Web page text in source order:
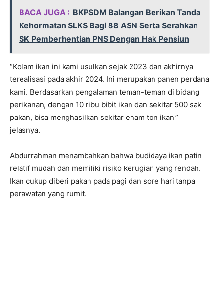
BACA JUGA : BKPSDM Balangan Berikan Tanda
Kehormatan SLKS Bagi 88 ASN Serta Serahkan
SK Pemberhentian PNS Dengan Hak Pensiun
“Kolam ikan ini kami usulkan sejak 2023 dan akhirnya
terealisasi pada akhir 2024. Ini merupakan panen perdana
kami. Berdasarkan pengalaman teman-teman di bidang
perikanan, dengan 10 ribu bibit ikan dan sekitar 500 sak
pakan, bisa menghasilkan sekitar enam ton ikan,”
jelasnya.
Abdurrahman menambahkan bahwa budidaya ikan patin
relatif mudah dan memiliki risiko kerugian yang rendah.
Ikan cukup diberi pakan pada pagi dan sore hari tanpa
perawatan yang rumit.